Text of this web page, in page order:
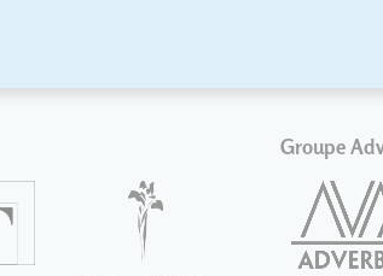
Groupe